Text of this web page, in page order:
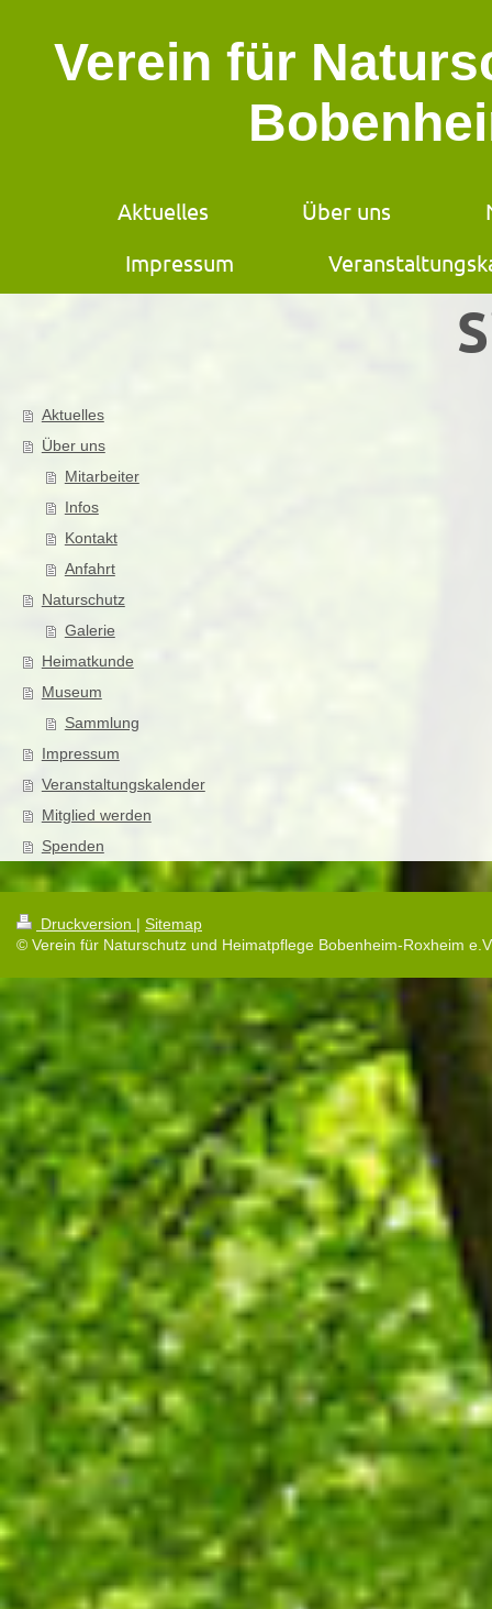
Verein für
Aktuelles Über uns
Impressum
Aktuelles
Über uns
Mitarbeiter
Infos
Kontakt
Anfahrt
Naturschutz
Galerie
Heimatkunde
Museum
Sammlung
Impressum
Veranstaltungskalender
Mitglied werden
Spenden
Druckversion | Sitemap
© Verein für Naturschutz und Heimatpflege Bobenheim-Roxheim